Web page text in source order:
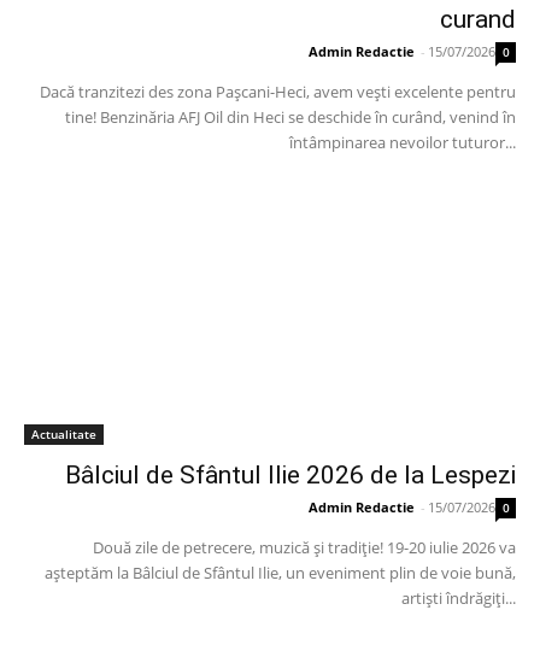
curand
Admin Redactie - 15/07/2026 0
Dacă tranzitezi des zona Pașcani-Heci, avem vești excelente pentru
tine! Benzinăria AFJ Oil din Heci se deschide în curând, venind în
întâmpinarea nevoilor tuturor...
Actualitate
Bâlciul de Sfântul Ilie 2026 de la Lespezi
Admin Redactie - 15/07/2026 0
Două zile de petrecere, muzică și tradiție! 19-20 iulie 2026 va
așteptăm la Bâlciul de Sfântul Ilie, un eveniment plin de voie bună,
artiști îndrăgiți...